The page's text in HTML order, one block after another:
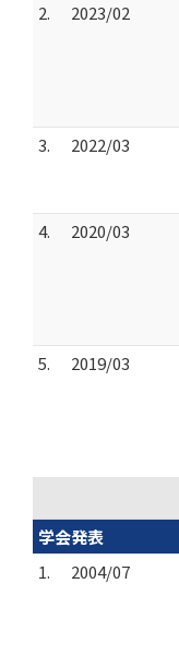
2.
2023/02
3. 2022/03
4.
2020/03
5.
2019/03
学会発表
1.
2004/07